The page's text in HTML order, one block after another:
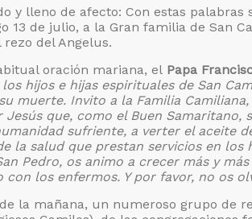
y lleno de afecto: Con estas
13 de julio, a la Gran familia de San
del Angelus.
oración mariana, el Papa
hijos e hijas espirituales de San
muerte. Invito a la Familia
Jesús que, como el Buen
sufriente, a verter el aceite
la salud que prestan servicios en los
Pedro, os animo a crecer más y
los enfermos. Y por favor, no os
la mañana, un numeroso grupo de